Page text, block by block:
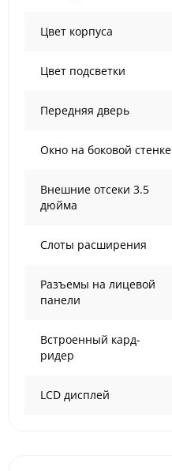
Цвет корпуса
Цвет подсветки
Передняя дверь
Окно на боковой стенке
Внешние отсеки 3.5
дюйма
Слоты расширения
Разъемы на лицевой
панели
Встроенный кард-
ридер
LCD дисплей